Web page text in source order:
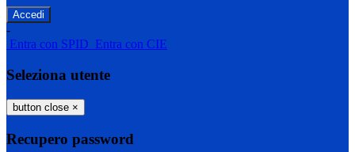
-
Entra con SPID Entra con CIE
Seleziona utente
button close ×
Recupero password